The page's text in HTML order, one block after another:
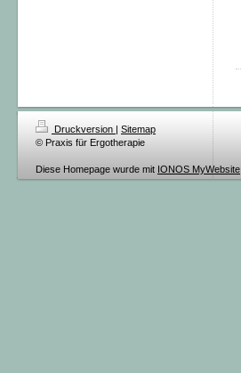
Druckversion | Sitemap
© Praxis für Ergotherapie
Diese Homepage wurde mit IONOS MyWebsite